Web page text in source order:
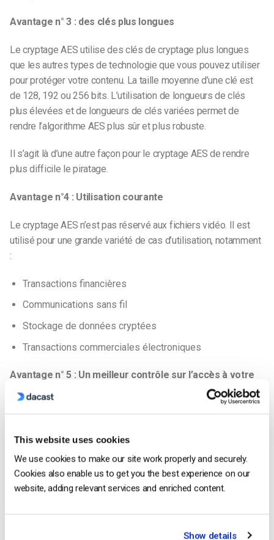
This website uses cookies
We use cookies to make our site work properly and securely.
Cookies also enable us to get you the best experience on our
website, adding relevant services and enriched content.
Show details
Avantage n° 3 : des clés plus longues
Le cryptage AES utilise des clés de cryptage plus longues
que les autres types de technologie que vous pouvez utiliser
pour protéger votre contenu. La taille moyenne d’une clé est
de 128, 192 ou 256 bits. L’utilisation de longueurs de clés
plus élevées et de longueurs de clés variées permet de
rendre l’algorithme AES plus sûr et plus robuste.
Il s’agit là d’une autre façon pour le cryptage AES de rendre
plus difficile le piratage.
Avantage n°4 : Utilisation courante
Le cryptage AES n’est pas réservé aux fichiers vidéo. Il est
utilisé pour une grande variété de cas d’utilisation, notamment
:
Transactions financières
Communications sans fil
Stockage de données cryptées
Transactions commerciales électroniques
Avantage n° 5 : Un meilleur contrôle sur l’accès à votre
contenu
L’un des principaux avantages du cryptage de votre contenu
vidéo est qu’il vous permet de mieux contrôler les personnes
que seuls les utilisateurs que vous souhaitez voir accéder à
votre contenu y ont accès.